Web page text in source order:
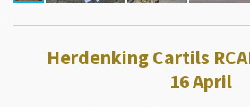
Herdenking Cartils
16 April